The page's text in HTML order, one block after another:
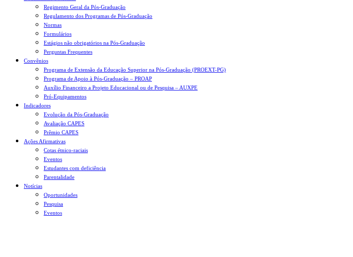
Regimento Geral da Pós-Graduação
Regulamento dos Programas de Pós-Graduação
Normas
Formulários
Estágios não obrigatórios na Pós-Graduação
Perguntas Frequentes
Convênios
Programa de Extensão da Educação Superior na Pós-Graduação (PROEXT-PG)
Programa de Apoio à Pós-Graduação – PROAP
Auxílio Financeiro a Projeto Educacional ou de Pesquisa – AUXPE
Pró-Equipamentos
Indicadores
Evolução da Pós-Graduação
Avaliação CAPES
Prêmio CAPES
Ações Afirmativas
Cotas étnico-raciais
Eventos
Estudantes com deficiência
Parentalidade
Notícias
Oportunidades
Pesquisa
Eventos